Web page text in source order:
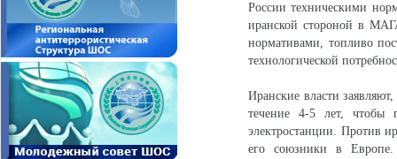
России техническими
иранской стороной в
нормативами, топливо
технологической
Иранские власти
течение 4-5 лет, чтобы
электростанции. Против
его союзники в